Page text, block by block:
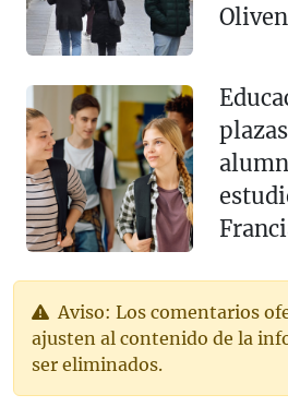
Aviso: Los comentarios
ajusten al contenido de la
ser eliminados.